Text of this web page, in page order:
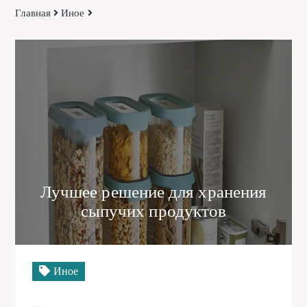
Главная Иное
Лучшее решение для хранения
сыпучих продуктов
Иное